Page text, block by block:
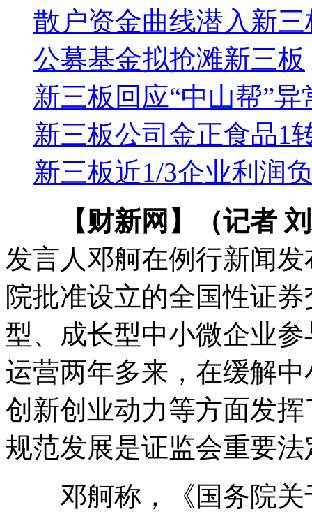
散户资金曲线潜入新三
公募基金拟抢滩新三板
新三板回应“中山帮”异
新三板公司金正食品1
新三板近1/3企业利润
【财新网】（记者
发言人邓舸在例行新闻
院批准设立的全国性证
型、成长型中小微企业
运营两年多来，在缓解
创新创业动力等方面发
规范发展是证监会重要
邓舸称，《国务院关